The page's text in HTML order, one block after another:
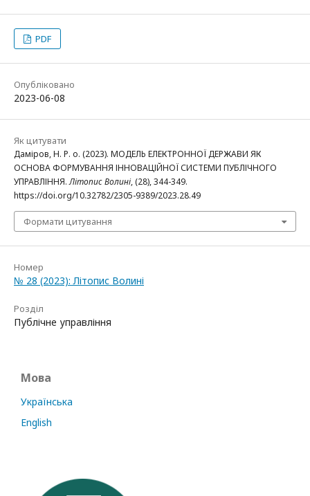
PDF
Опубліковано
2023-06-08
Як цитувати
Даміров, Н. Р. о. (2023). МОДЕЛЬ ЕЛЕКТРОННОЇ ДЕРЖАВИ ЯК
ОСНОВА ФОРМУВАННЯ ІННОВАЦІЙНОЇ СИСТЕМИ ПУБЛІЧНОГО
УПРАВЛІННЯ.Літопис Волині, (28), 344-349.
https://doi.org/10.32782/2305-9389/2023.28.49
Формати цитування
Номер
№ 28 (2023): Літопис Волині
Розділ
Публічне управління
Мова
Українська
English